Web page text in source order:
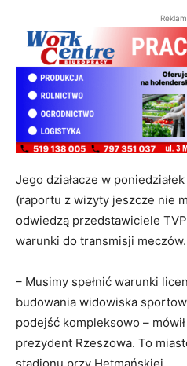
Jego działacze w
(raportu z wizyty jeszcze nie
odwiedzą przedstawiciele
warunki do transmisji meczów.
– Musimy spełnić warunki
budowania widowiska
podejść kompleksowo –
prezydent Rzeszowa. To